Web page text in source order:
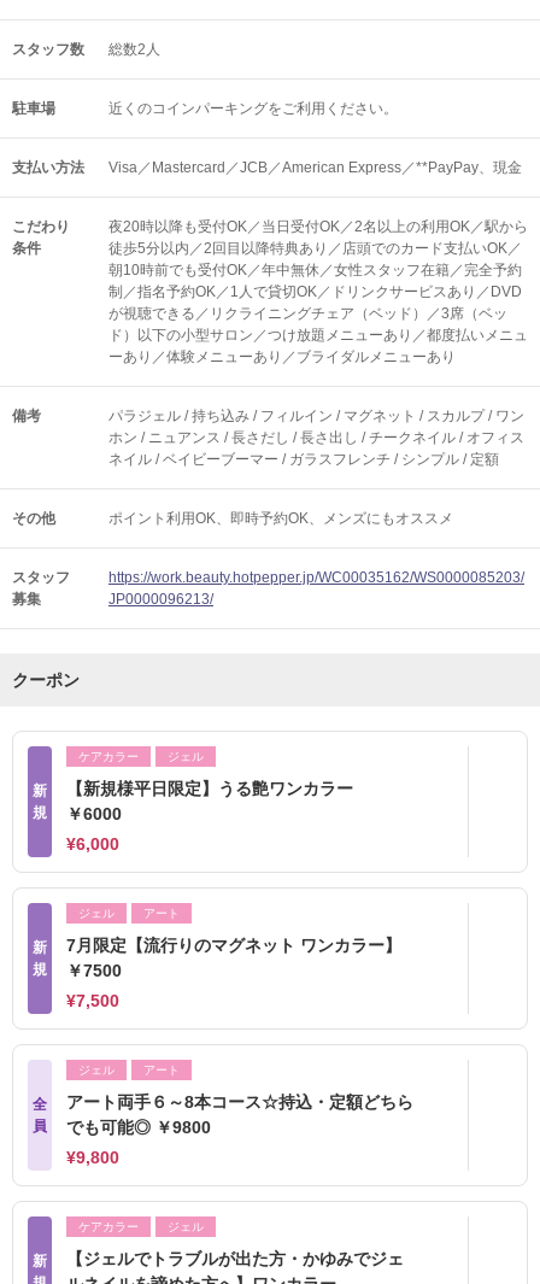
スタッフ数 総数2人
駐車場 近くのコインパーキングをご利用ください。
支払い方法 Visa／Mastercard／JCB／American Express／**PayPay、現金
こだわり
条件
夜20時以降も受付OK／当日受付OK／2名以上の利用OK／駅から
徒歩5分以内／2回目以降特典あり／店頭でのカード支払いOK／
朝10時前でも受付OK／年中無休／女性スタッフ在籍／完全予約
制／指名予約OK／1人で貸切OK／ドリンクサービスあり／DVD
が視聴できる／リクライニングチェア（ベッド）／3席（ベッ
ド）以下の小型サロン／つけ放題メニューあり／都度払いメニュ
ーあり／体験メニューあり／ブライダルメニューあり
備考
パラジェル / 持ち込み / フィルイン / マグネット / スカルプ / ワン
ホン / ニュアンス / 長さだし / 長さ出し / チークネイル / オフィス
ネイル / ベイビーブーマー / ガラスフレンチ / シンプル / 定額
その他 ポイント利用OK 即時予約OK メンズにもオススメ
スタッフ
募集
https://work.beauty.hotpepper.jp/WC00035162/WS0000085203/
JP0000096213/
クーポン
新
規
ケアカラー ジェル
【新規様平日限定】うる艶ワンカラー
￥6000
¥6,000
新
規
ジェル アート
7月限定【流行りのマグネット ワンカラー】
￥7500
¥7,500
全
員
ジェル アート
アート両手６～8本コース☆持込・定額どちら
でも可能◎ ￥9800
¥9,800
新
ケアカラー ジェル
【ジェルでトラブルが出た方・かゆみでジェ